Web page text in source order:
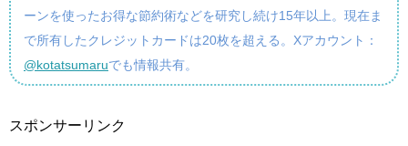
ーンを使ったお得な節約術などを研究し続け15年以上。現在ま
で所有したクレジットカードは20枚を超える。Xアカウント：
@kotatsumaruでも情報共有。
スポンサーリンク